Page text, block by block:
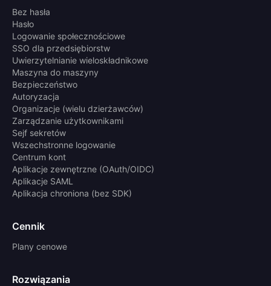
Bez hasła
Hasło
Logowanie społecznościowe
SSO dla przedsiębiorstw
Uwierzytelnianie wieloskładnikowe
Maszyna do maszyny
Bezpieczeństwo
Autoryzacja
Organizacje (wielu dzierżawców)
Zarządzanie użytkownikami
Sejf sekretów
Wszechstronne logowanie
Centrum kont
Aplikacje zewnętrzne (OAuth/OIDC)
Aplikacje SAML
Aplikacja chroniona (bez SDK)
Cennik
Plany cenowe
Rozwiązania